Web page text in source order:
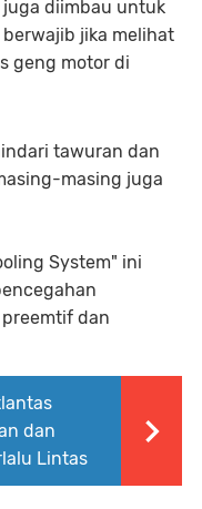
diimbau untuk
jika melihat
geng motor di
tawuran dan
masing juga
System" ini
dan
dan
Lintas